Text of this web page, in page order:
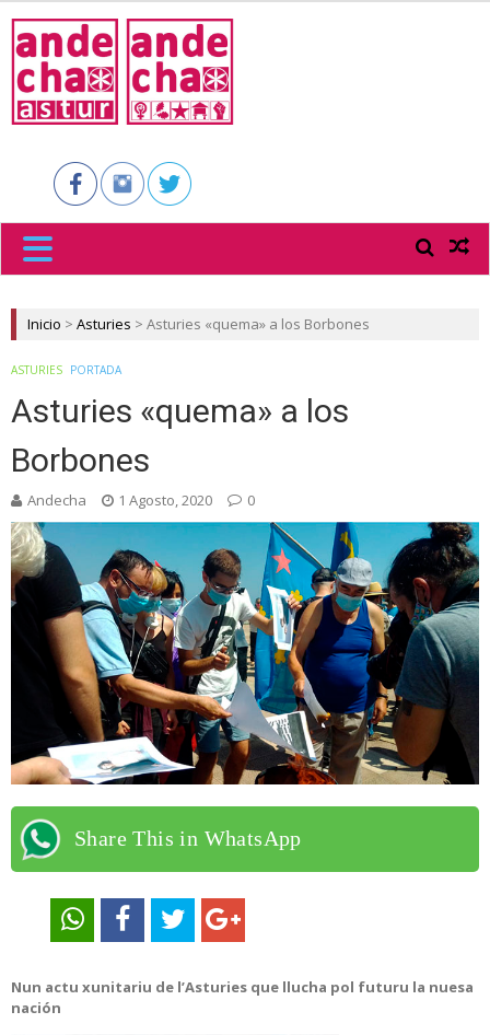
ASTUR
Inicio > Asturies > Asturies «quema» a los Borbones
ASTURIES PORTADA
Asturies «quema» a los
Borbones
Andecha 1 Agosto, 2020 0
Share This in WhatsApp
Nun actu xunitariu de l’Asturies que llucha pol futuru la nuesa
nación